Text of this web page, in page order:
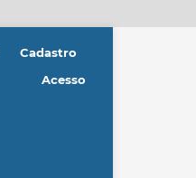
Cadastro
Acesso